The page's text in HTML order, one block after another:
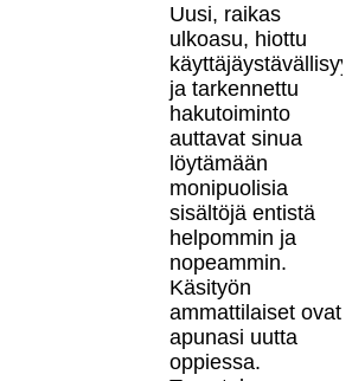
Uusi, raikas
ulkoasu, hiottu
ja tarkennettu
hakutoiminto
auttavat sinua
löytämään
monipuolisia
sisältöjä entistä
helpommin ja
nopeammin.
Käsityön
ammattilaiset ovat
apunasi uutta
oppiessa.